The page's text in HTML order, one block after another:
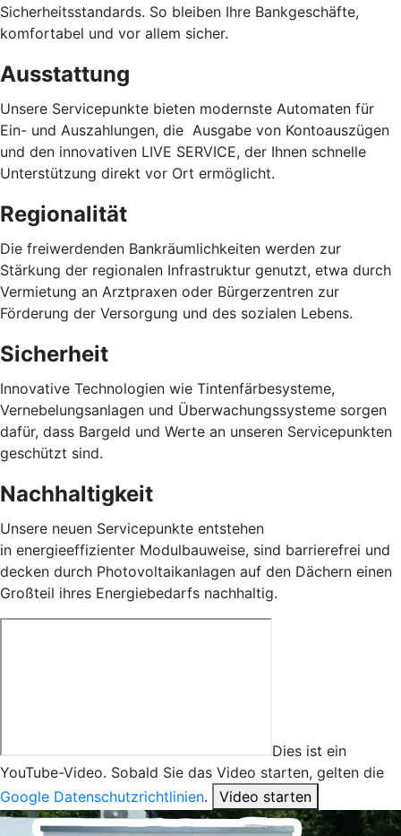
Sicherheitsstandards. So bleiben Ihre Bankgeschäfte,
komfortabel und vor allem sicher.
Ausstattung
Unsere Servicepunkte bieten modernste Automaten für
Ein- und Auszahlungen, die Ausgabe von Kontoauszügen
und den innovativen LIVE SERVICE, der Ihnen schnelle
Unterstützung direkt vor Ort ermöglicht.
Regionalität
Die freiwerdenden Bankräumlichkeiten werden zur
Stärkung der regionalen Infrastruktur genutzt, etwa durch
Vermietung an Arztpraxen oder Bürgerzentren zur
Förderung der Versorgung und des sozialen Lebens.
Sicherheit
Innovative Technologien wie Tintenfärbesysteme,
Vernebelungsanlagen und Überwachungssysteme sorgen
dafür, dass Bargeld und Werte an unseren Servicepunkten
geschützt sind.
Nachhaltigkeit
Unsere neuen Servicepunkte entstehen
in energieeffizienter Modulbauweise, sind barrierefrei und
decken durch Photovoltaikanlagen auf den Dächern einen
Großteil ihres Energiebedarfs nachhaltig.
Dies ist ein
YouTube-Video. Sobald Sie das Video starten, gelten die
Google Datenschutzrichtlinien. Video starten